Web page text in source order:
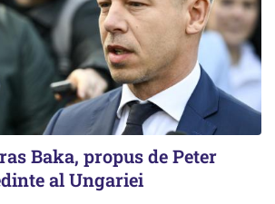
Baka, propus de Peter
al Ungariei